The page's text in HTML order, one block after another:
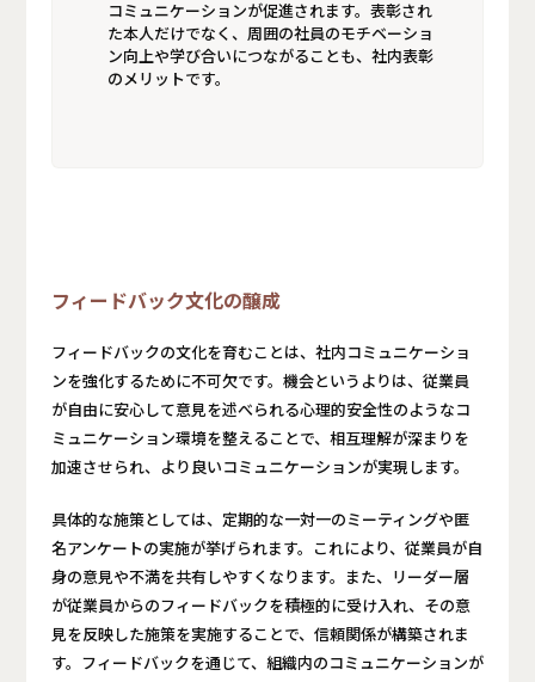
コミュニケーションが促進されます。表彰され
た本人だけでなく、周囲の社員のモチベーショ
ン向上や学び合いにつながることも、社内表彰
のメリットです。
フィードバック文化の醸成
フィードバックの文化を育むことは、社内コミュニケーショ
ンを強化するために不可欠です。機会というよりは、従業員
が自由に安心して意見を述べられる心理的安全性のようなコ
ミュニケーション環境を整えることで、相互理解が深まりを
加速させられ、より良いコミュニケーションが実現します。
具体的な施策としては、定期的な一対一のミーティングや匿
名アンケートの実施が挙げられます。これにより、従業員が自
身の意見や不満を共有しやすくなります。また、リーダー層
が従業員からのフィードバックを積極的に受け入れ、その意
見を反映した施策を実施することで、信頼関係が構築されま
す。フィードバックを通じて、組織内のコミュニケーションが